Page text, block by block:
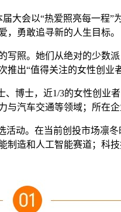
大会以“热爱照亮每一
，勇敢追寻新的人生目标。
写照。她们从绝对的少数
出“值得关注的女性创业
博士，近1/3的女性创业
汽车交通等领域；所在
活动。在当前创投市场凛
造和人工智能赛道；科